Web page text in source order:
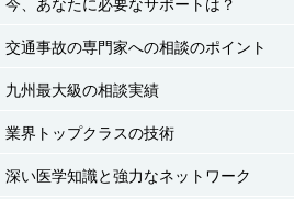
交通事故の専門家への相談のポイント
九州最大級の相談実績
業界トップクラスの技術
深い医学知識と強力なネットワーク